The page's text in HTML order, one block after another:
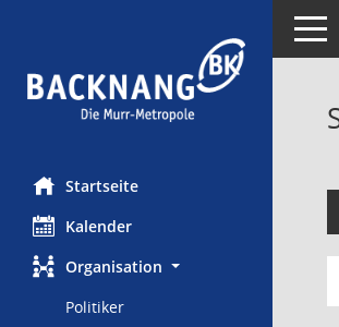
Startseite
Kalender
Organisation
Politiker